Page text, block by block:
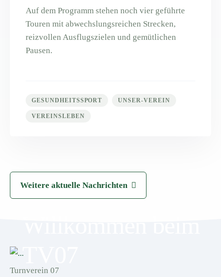
TV07
Auf dem Programm stehen noch vier geführte
Touren mit abwechslungsreichen Strecken,
reizvollen Ausflugszielen und gemütlichen
Pausen.
GESUNDHEITSSPORT UNSER-VEREIN
VEREINSLEBEN
Weitere aktuelle Nachrichten
Turnverein 07